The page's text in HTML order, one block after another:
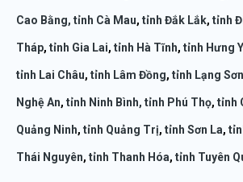
Cao Bằng, tỉnh Cà Mau, tỉnh Đắk Lắk, tỉnh
Tháp, tỉnh Gia Lai, tỉnh Hà Tĩnh, tỉnh Hưng
tỉnh Lai Châu, tỉnh Lâm Đồng, tỉnh Lạng Sơn
Nghệ An, tỉnh Ninh Bình, tỉnh Phú Thọ, tỉnh
Quảng Ninh, tỉnh Quảng Trị, tỉnh Sơn La,
Thái Nguyên, tỉnh Thanh Hóa, tỉnh Tuyên